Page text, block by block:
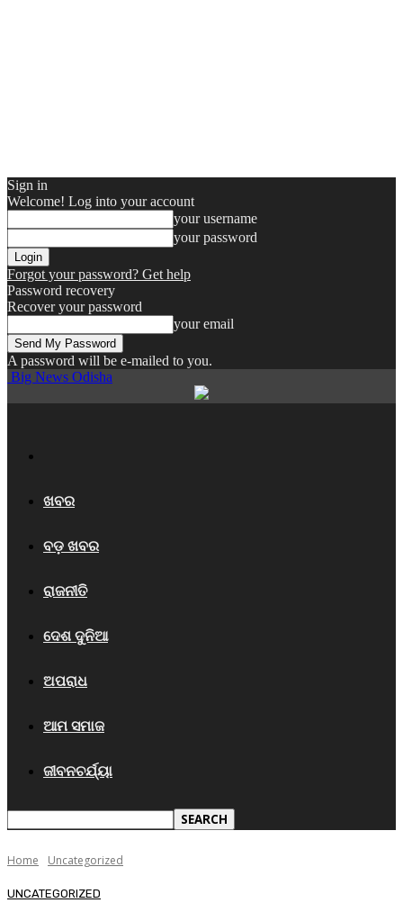
Sign in
Welcome! Log into your account
your username
your password
Forgot your password? Get help
Password recovery
Recover your password
your email
A password will be e-mailed to you.
Big News Odisha
ଖବର
ବଡ଼ ଖବର
ରାଜନୀତି
ଦେଶ ଦୁନିଆ
ଅପରାଧ
ଆମ ସମାଜ
ଜୀବନଚର୍ଯ୍ୟା
Home Uncategorized
UNCATEGORIZED